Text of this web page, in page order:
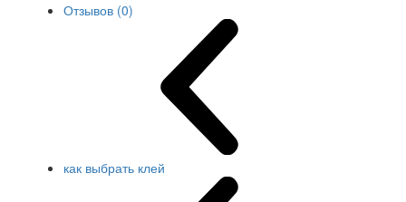
Отзывов (0)
как выбрать клей